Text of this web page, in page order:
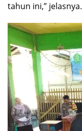
tahun ini,” jelasnya.